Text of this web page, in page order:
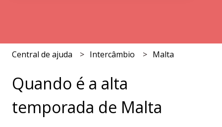
Central de ajuda Intercâmbio Malta
Quando é a alta
temporada de Malta